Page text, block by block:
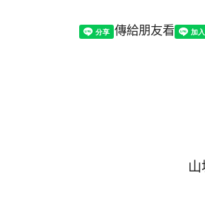
傳給朋友看